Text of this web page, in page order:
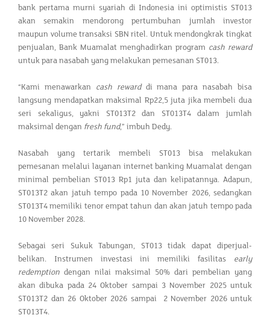
bank pertama murni syariah di Indonesia ini optimistis ST013
akan semakin mendorong pertumbuhan jumlah investor
maupun volume transaksi SBN ritel. Untuk mendongkrak tingkat
penjualan, Bank Muamalat menghadirkan program cash reward
untuk para nasabah yang melakukan pemesanan ST013.
“Kami menawarkan cash reward di mana para nasabah bisa
langsung mendapatkan maksimal Rp22,5 juta jika membeli dua
seri sekaligus, yakni ST013T2 dan ST013T4 dalam jumlah
maksimal dengan fresh fund,” imbuh Dedy.
Nasabah yang tertarik membeli ST013 bisa melakukan
pemesanan melalui layanan internet banking Muamalat dengan
minimal pembelian ST013 Rp1 juta dan kelipatannya. Adapun,
ST013T2 akan jatuh tempo pada 10 November 2026, sedangkan
ST013T4 memiliki tenor empat tahun dan akan jatuh tempo pada
10 November 2028.
Sebagai seri Sukuk Tabungan, ST013 tidak dapat diperjual-
belikan. Instrumen investasi ini memiliki fasilitas early
redemption dengan nilai maksimal 50% dari pembelian yang
akan dibuka pada 24 Oktober sampai 3 November 2025 untuk
ST013T2 dan 26 Oktober 2026 sampai 2 November 2026 untuk
ST013T4.